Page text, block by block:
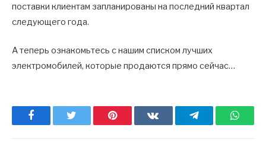
поставки клиентам запланированы на последний квартал
следующего года.
А теперь ознакомьтесь с нашим списком лучших
электромобилей, которые продаются прямо сейчас…
Facebook Pinterest ВКонтактеTelegram